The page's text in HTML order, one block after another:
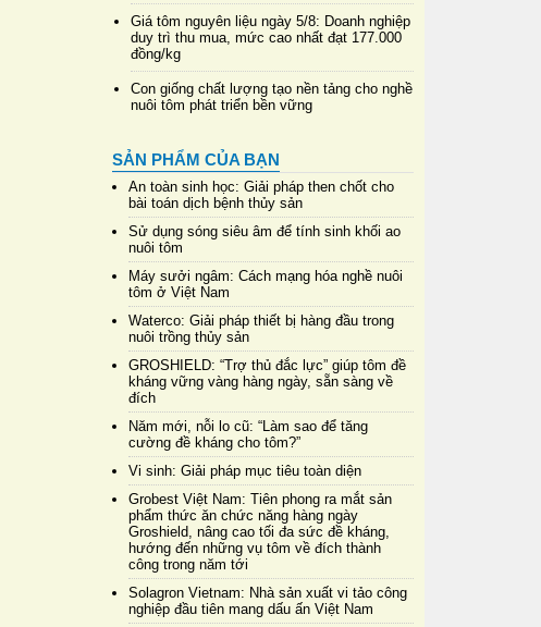
Giá tôm nguyên liệu ngày 5/8: Doanh nghiệp
duy trì thu mua, mức cao nhất đạt 177.000
đồng/kg
Con giống chất lượng tạo nền tảng cho nghề
nuôi tôm phát triển bền vững
SẢN PHẨM CỦA BẠN
An toàn sinh học: Giải pháp then chốt cho
bài toán dịch bệnh thủy sản
Sử dụng sóng siêu âm để tính sinh khối ao
nuôi tôm
Máy sưởi ngâm: Cách mạng hóa nghề nuôi
tôm ở Việt Nam
Waterco: Giải pháp thiết bị hàng đầu trong
nuôi trồng thủy sản
GROSHIELD: “Trợ thủ đắc lực” giúp tôm đề
kháng vững vàng hàng ngày, sẵn sàng về
đích
Năm mới, nỗi lo cũ: “Làm sao để tăng
cường đề kháng cho tôm?”
Vi sinh: Giải pháp mục tiêu toàn diện
Grobest Việt Nam: Tiên phong ra mắt sản
phẩm thức ăn chức năng hàng ngày
Groshield, nâng cao tối đa sức đề kháng,
hướng đến những vụ tôm về đích thành
công trong năm tới
Solagron Vietnam: Nhà sản xuất vi tảo công
nghiệp đầu tiên mang dấu ấn Việt Nam